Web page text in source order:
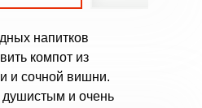
напитков
компот из
и сочной вишни.
душистым и очень